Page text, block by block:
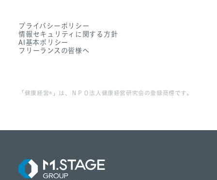
- 働く環境
- FAQ
- Dr. アルなび
プライバシーポリシー
情報セキュリティに関する方針
AI基本ポリシー
フリーランスの皆様へ
「健康経営®」は、ＮＰＯ法人健康経営研究会の登録商標です。